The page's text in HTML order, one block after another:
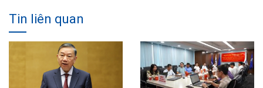
Tin liên quan